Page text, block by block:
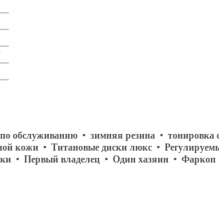
обслуживанию • зимняя резина • тонировка
кожи • Титановые диски люкс •
• Первый владелец • Один хазяин •